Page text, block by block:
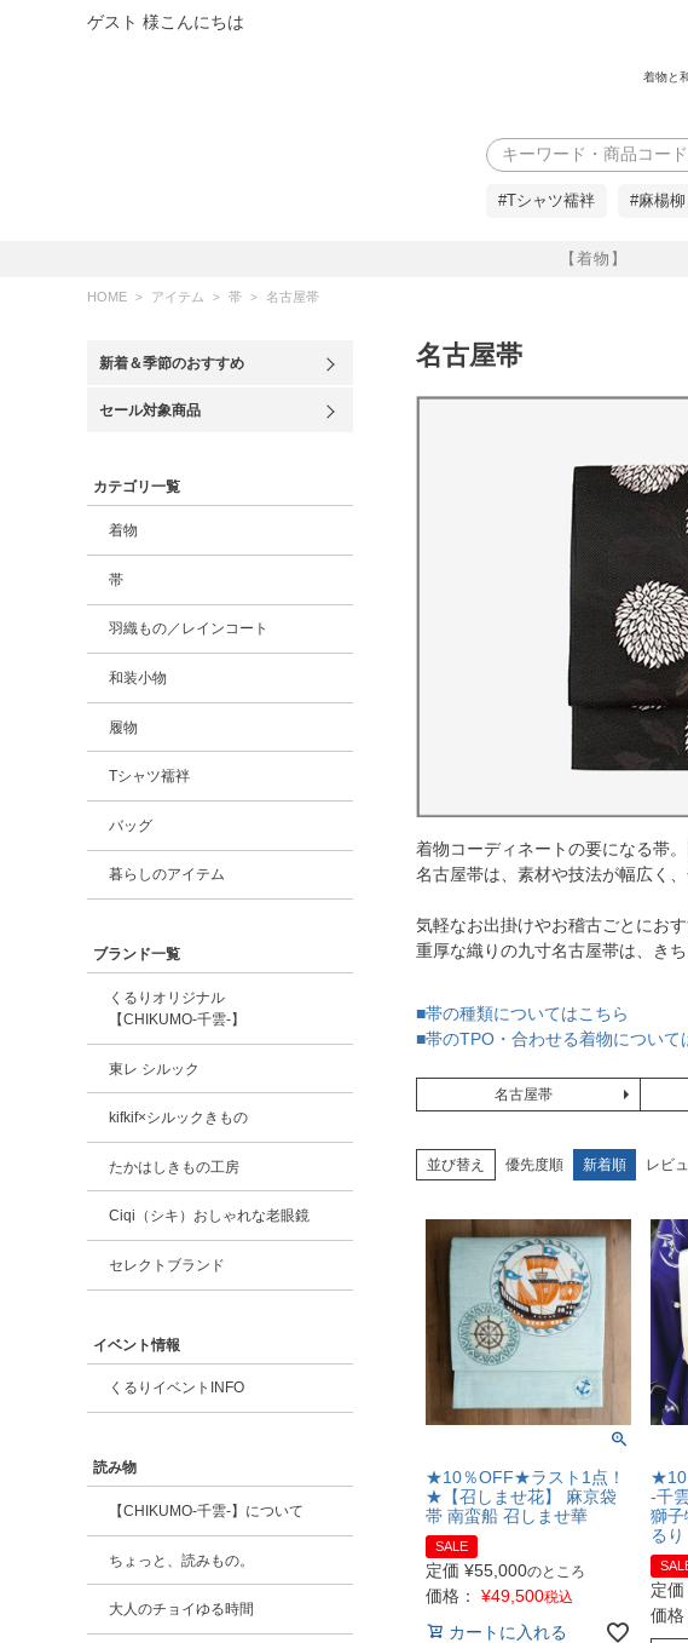
ゲスト 様こんにちは
着物と
【着物】
検索
#Tシャツ襦袢 #麻楊
HOME アイテム 帯 名古屋帯
新着＆季節のおすすめ
セール対象商品
カテゴリ一覧
着物
帯
羽織もの／レインコート
和装小物
履物
Tシャツ襦袢
バッグ
暮らしのアイテム
ブランド一覧
くるりオリジナル
【CHIKUMO-千雲-】
東レ シルック
kifkif×シルックきもの
たかはしきもの工房
Ciqi（シキ）おしゃれな老眼鏡
セレクトブランド
イベント情報
くるりイベントINFO
読み物
【CHIKUMO-千雲-】について
ちょっと、読みもの。
大人のチョイゆる時間
名古屋帯
着物コーディネートの要になる帯
名古屋帯は、素材や技法が幅広く
気軽なお出掛けやお稽古ごとにお
重厚な織りの九寸名古屋帯は、き
■帯の種類についてはこちら
■帯のTPO・合わせる着物について
名古屋帯
並び替え 優先度順 新着順 レビ
★10％OFF★ラスト1点！
★【召しませ花】 麻京袋
帯 南蛮船 召しませ華
SALE
定価 ¥55,000のところ
価格： ¥49,500税込
カートに入れる
★10
-千
獅子
るり
定価
価格